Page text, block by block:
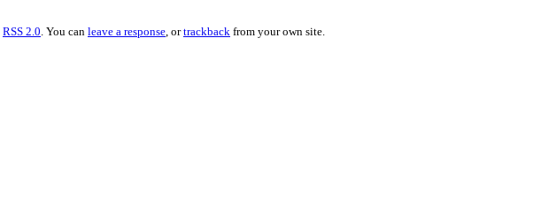
RSS 2.0 . You can leave a response , ortrackback from your own site.